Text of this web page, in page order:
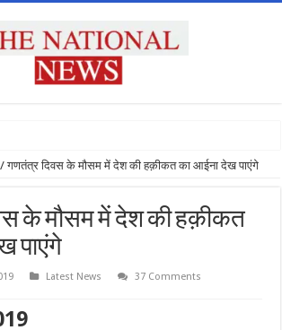
को राष्ट्रीय शिक्षा नीति के अनुरूप मॉडिफाई किया जाए : मुख्य
/ गणतंत्र दिवस के मौसम में देश की हक़ीकत का आईना देख पाएंगे
के मौसम में देश की हक़ीकत
पाएंगे
Latest News
37 Comments